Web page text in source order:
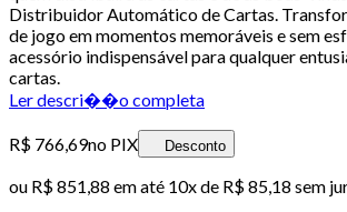
Distribuidor Automático de Cartas.
de jogo em momentos memoráveis e sem
acessório indispensável para qualquer
cartas.
Ler descri��o completa
R$ 766,69no PIX Desconto
ou R$ 851,88 em até 10x de R$ 85,18 sem